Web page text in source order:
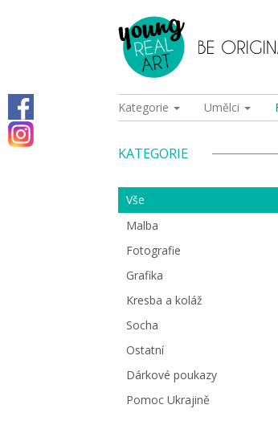
Kategorie Umělci
KATEGORIE
Vše
Malba
Fotografie
Grafika
Kresba a koláž
Socha
Ostatní
Dárkové poukazy
Pomoc Ukrajině